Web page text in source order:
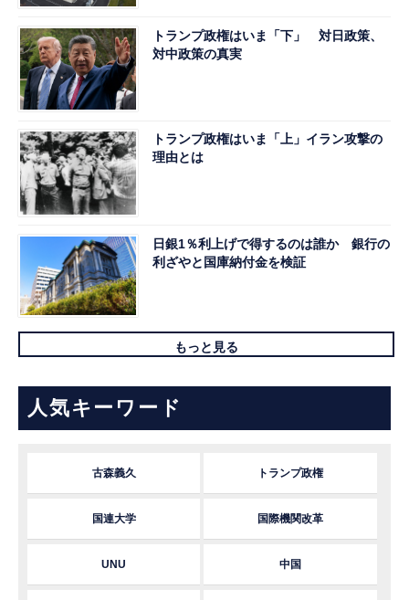
トランプ政権はいま「下」 対日政策、
対中政策の真実
トランプ政権はいま「上」イラン攻撃の
理由とは
日銀1％利上げで得するのは誰か 銀行の
利ざやと国庫納付金を検証
もっと見る
人気キーワード
古森義久 トランプ政権
国連大学 国際機関改革
UNU 中国